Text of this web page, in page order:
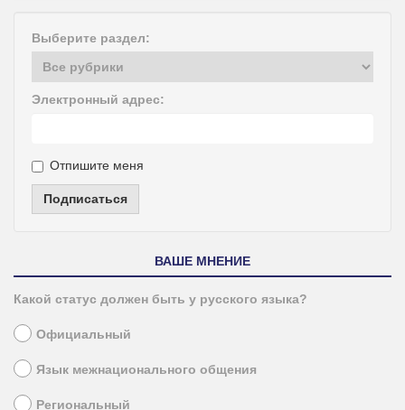
Выберите раздел:
Электронный адрес:
Отпишите меня
Подписаться
ВАШЕ МНЕНИЕ
Какой статус должен быть у русского языка?
Официальный
Язык межнационального общения
Региональный